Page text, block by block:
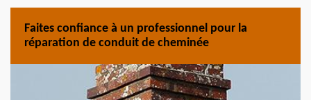
Faites confiance à un professionnel pour la
réparation de conduit de cheminée